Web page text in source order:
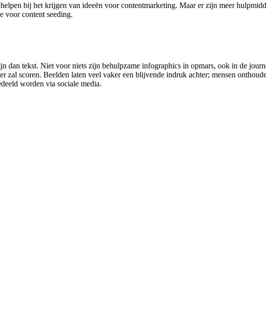
bij het krijgen van ideeën voor contentmarketing. Maar er zijn meer
voor content seeding.
dan tekst. Niet voor niets zijn behulpzame infographics in opmars, ook in de
zal scoren. Beelden laten veel vaker een blijvende indruk achter; mensen
worden via sociale media.